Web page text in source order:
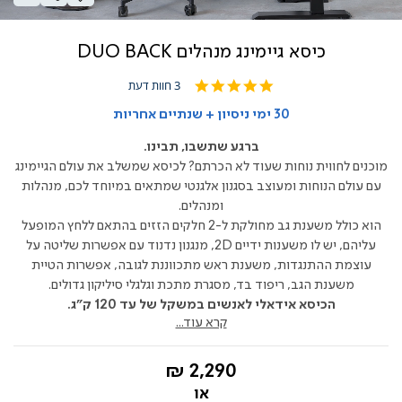
כיסא גיימינג מנהלים DUO BACK
5.0
rating
3 חוות דעת
30 ימי ניסיון + שנתיים אחריות
ברגע שתשבו, תבינו.
מוכנים לחווית נוחות שעוד לא הכרתם? לכיסא שמשלב את עולם הגיימינג
עם עולם הנוחות ומעוצב בסגנון אלגנטי שמתאים במיוחד לכם, מנהלות
ומנהלים.
הוא כולל משענת גב מחולקת ל-2 חלקים הזזים בהתאם ללחץ המופעל
עליהם, יש לו משענות ידיים 2D, מנגנון נדנוד עם אפשרות שליטה על
עוצמת ההתנגדות, משענת ראש מתכווננת לגובה, אפשרות הטיית
משענת הגב, ריפוד בד, מסגרת מתכת וגלגלי סיליקון גדולים.
הכיסא אידאלי לאנשים במשקל של עד 120 ק"ג.
קרא עוד...
החל
2,290 ₪